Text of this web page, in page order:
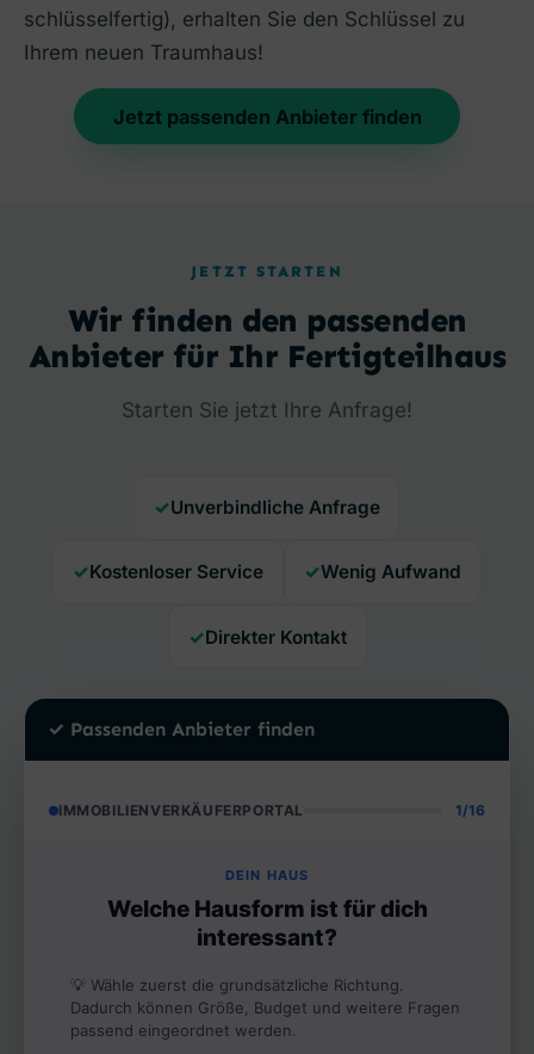
schlüsselfertig), erhalten Sie den Schlüssel zu
Ihrem neuen Traumhaus!
Jetzt passenden Anbieter finden
JETZT STARTEN
Wir finden den passenden
Anbieter für Ihr Fertigteilhaus
Starten Sie jetzt Ihre Anfrage!
Unverbindliche Anfrage
Kostenloser Service Wenig Aufwand
Direkter Kontakt
✓ Passenden Anbieter finden